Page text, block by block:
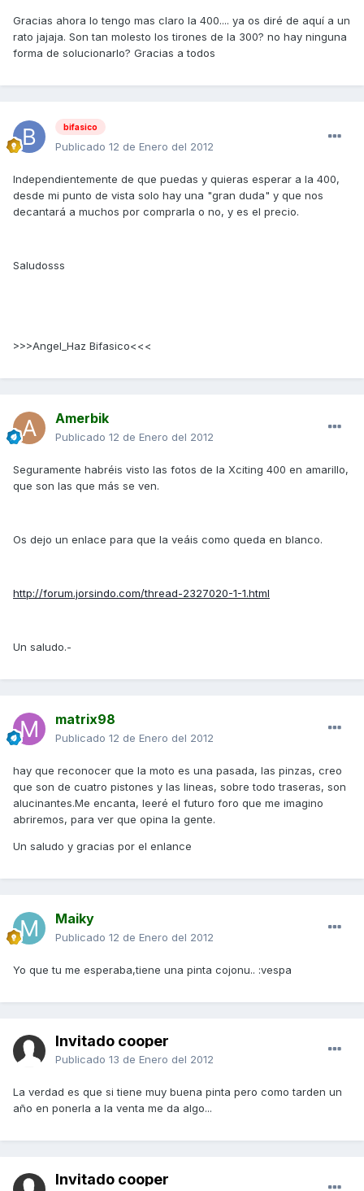
Gracias ahora lo tengo mas claro la 400.... ya os diré de aquí a un
rato jajaja. Son tan molesto los tirones de la 300? no hay ninguna
forma de solucionarlo? Gracias a todos
bifasico
Publicado 12 de Enero del 2012
Independientemente de que puedas y quieras esperar a la 400,
desde mi punto de vista solo hay una "gran duda" y que nos
decantará a muchos por comprarla o no, y es el precio.
Saludosss
>>>Angel_Haz Bifasico<<<
Amerbik
Publicado 12 de Enero del 2012
Seguramente habréis visto las fotos de la Xciting 400 en amarillo,
que son las que más se ven.
Os dejo un enlace para que la veáis como queda en blanco.
http://forum.jorsindo.com/thread-2327020-1-1.html
Un saludo.-
matrix98
Publicado 12 de Enero del 2012
hay que reconocer que la moto es una pasada, las pinzas, creo
que son de cuatro pistones y las lineas, sobre todo traseras, son
alucinantes.Me encanta, leeré el futuro foro que me imagino
abriremos, para ver que opina la gente.
Un saludo y gracias por el enlance
Maiky
Publicado 12 de Enero del 2012
Yo que tu me esperaba,tiene una pinta cojonu.. :vespa
Invitado cooper
Publicado 13 de Enero del 2012
La verdad es que si tiene muy buena pinta pero como tarden un
año en ponerla a la venta me da algo...
Invitado cooper